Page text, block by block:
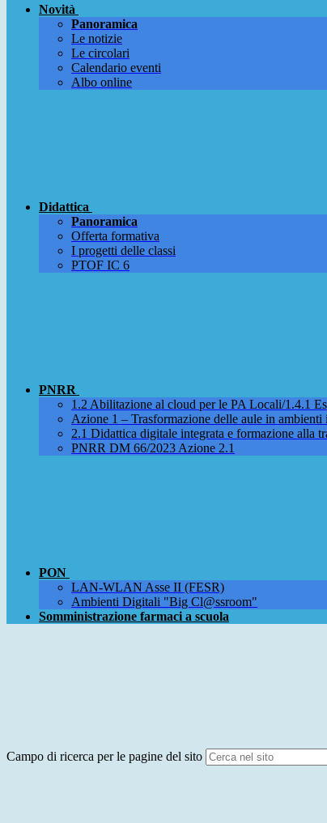
Novità
Panoramica
Le notizie
Le circolari
Calendario eventi
Albo online
Didattica
Panoramica
Offerta formativa
I progetti delle classi
PTOF IC 6
PNRR
1.2 Abilitazione al cloud per le PA Locali/1.4.1
Azione 1 – Trasformazione delle aule in
2.1 Didattica digitale integrata e formazione alla
PNRR DM 66/2023 Azione 2.1
PON
LAN-WLAN Asse II (FESR)
Ambienti Digitali "Big Cl@ssroom"
Somministrazione farmaci a scuola
Campo di ricerca per le pagine del sito